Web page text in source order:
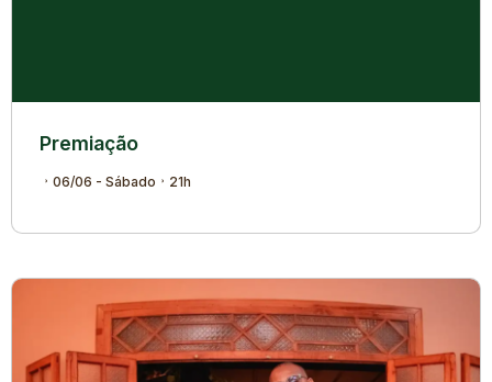
Premiação
06/06 - Sábado 21h